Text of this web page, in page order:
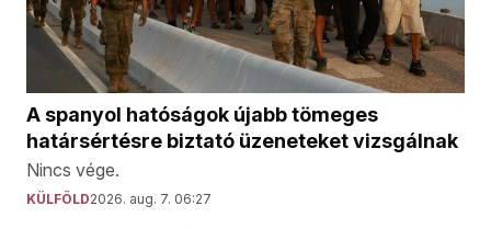
A spanyol hatóságok újabb tömeges
határsértésre biztató üzeneteket vizsgálnak
Nincs vége.
KÜLFÖLD2026. aug. 7. 06:27